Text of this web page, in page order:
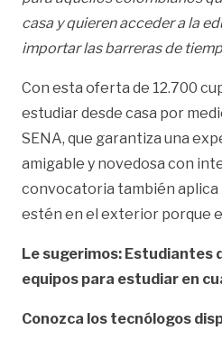
casa y quieren acceder a la
importar las barreras de
Con esta oferta de 12.700
estudiar desde casa por
SENA, que garantiza una
amigable y novedosa con
convocatoria también aplica
estén en el exterior porque
Le sugerimos: Estudiantes
equipos para estudiar en
Conozca los tecnólogos